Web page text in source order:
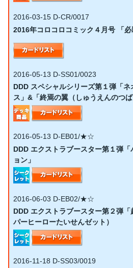
2016-03-15 D-CR/0017
2016年コロコロコミック４月号 「必
2016-05-13 D-SS01/0023
DDD スペシャルシリーズ第１弾「
ス」&「終焉の翼（しゅうえんのつば
2016-05-13 D-EB01/★☆
DDD エクストラブースター第１弾
ョン」
2016-06-03 D-EB02/★☆
DDD エクストラブースター第２弾
パーヒーローたいせんゼット）
2016-11-18 D-SS03/0019